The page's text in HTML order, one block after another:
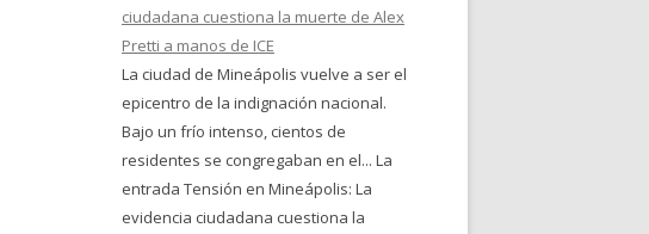
ciudadana cuestiona la muerte de Alex
Pretti a manos de ICE
La ciudad de Mineápolis vuelve a ser el
epicentro de la indignación nacional.
Bajo un frío intenso, cientos de
residentes se congregaban en el... La
entrada Tensión en Mineápolis: La
evidencia ciudadana cuestiona la